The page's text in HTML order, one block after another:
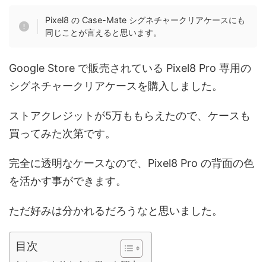
Pixel8 の Case-Mate シグネチャークリアケースにも
同じことが言えると思います。
Google Store で販売されている Pixel8 Pro 専用の
シグネチャークリアケースを購入しました。
ストアクレジットが5万ももらえたので、ケースも
買ってみた次第です。
完全に透明なケースなので、Pixel8 Pro の背面の色
を活かす事ができます。
ただ好みは分かれるだろうなと思いました。
目次